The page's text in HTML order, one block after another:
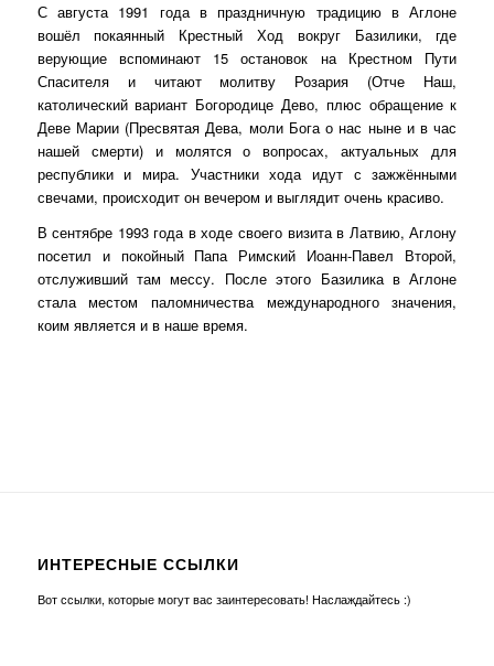
С августа 1991 года в праздничную традицию в Аглоне
вошёл покаянный Крестный Ход вокруг Базилики, где
верующие вспоминают 15 остановок на Крестном Пути
Спасителя и читают молитву Розария (Отче Наш,
католический вариант Богородице Дево, плюс обращение к
Деве Марии (Пресвятая Дева, моли Бога о нас ныне и в час
нашей смерти) и молятся о вопросах, актуальных для
республики и мира. Участники хода идут с зажжёнными
свечами, происходит он вечером и выглядит очень красиво.
В сентябре 1993 года в ходе своего визита в Латвию, Аглону
посетил и покойный Папа Римский Иоанн-Павел Второй,
отслуживший там мессу. После этого Базилика в Аглоне
стала местом паломничества международного значения,
коим является и в наше время.
ИНТЕРЕСНЫЕ ССЫЛКИ
Вот ссылки, которые могут вас заинтересовать! Наслаждайтесь :)